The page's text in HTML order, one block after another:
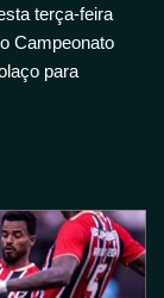
terça-feira
Campeonato
para